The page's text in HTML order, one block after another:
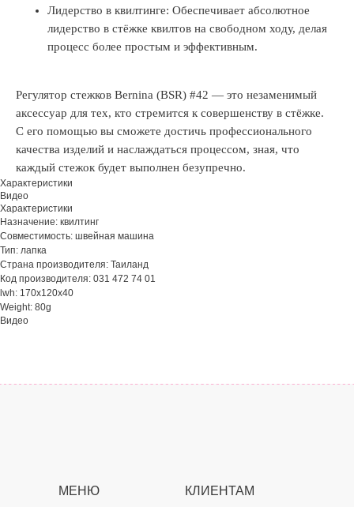
Лидерство в квилтинге: Обеспечивает абсолютное
лидерство в стёжке квилтов на свободном ходу, делая
процесс более простым и эффективным.
Регулятор стежков Bernina (BSR) #42 — это незаменимый
аксессуар для тех, кто стремится к совершенству в стёжке.
С его помощью вы сможете достичь профессионального
качества изделий и наслаждаться процессом, зная, что
каждый стежок будет выполнен безупречно.
Характеристики
Видео
Характеристики
Назначение: квилтинг
Совместимость: швейная машина
Тип: лапка
Страна производителя: Таиланд
Код производителя: 031 472 74 01
lwh: 170x120x40
Weight: 80g
Видео
МЕНЮ КЛИЕНТАМ